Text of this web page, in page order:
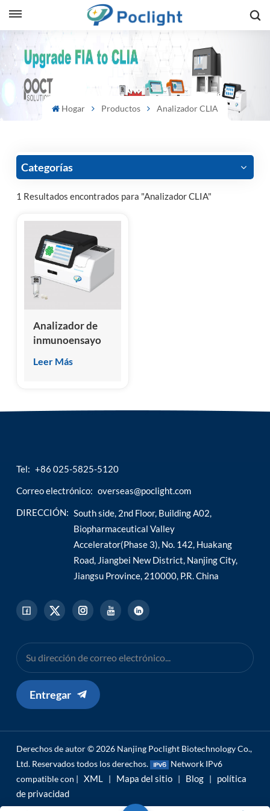
Hogar Productos Analizador CLIA
Categorías
1 Resultados encontrados para "Analizador CLIA"
Analizador de
inmunoensayo
microquimioluminiscencia
Leer Más
Tel: +86 025-5825-5120
Correo electrónico: overseas@poclight.com
DIRECCIÓN: South side, 2nd Floor, Building A02,
Biopharmaceutical Valley
Accelerator(Phase 3), No. 142, Huakang
Road, Jiangbei New District, Nanjing City,
Jiangsu Province, 210000, P.R. China
Entregar
Derechos de autor © 2026 Nanjing Poclight Biotechnology Co.,
Ltd. Reservados todos los derechos.
Network IPv6
compatible con | XML | Mapa del sitio | Blog |
política
de privacidad